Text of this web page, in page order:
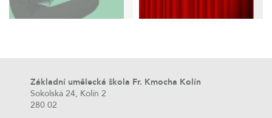
Základní umělecká škola Fr. Kmocha Kolín
Sokolská 24, Kolín 2
280 02